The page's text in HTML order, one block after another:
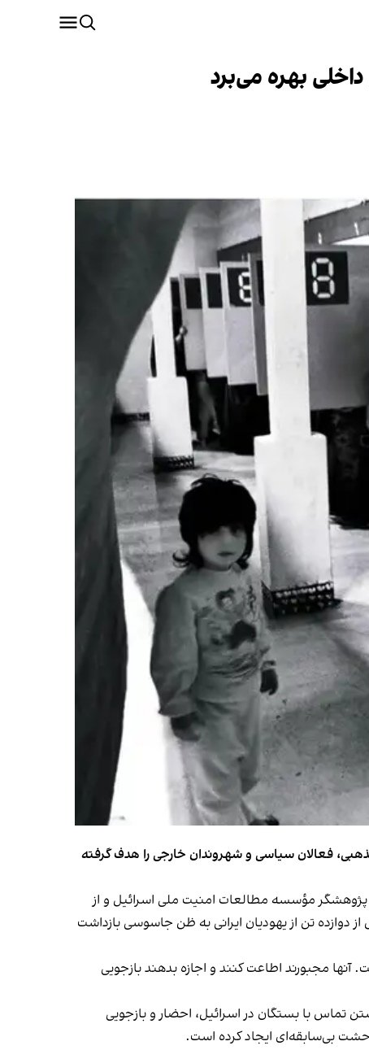
بهره می‌برد
اقلیت‌های قومی و مذهبی، فعالان سیاسی و شهروندان خارجی را هدف گرفته
پژوهشگر مؤسسه مطالعات امنیت ملی اسرائیل و از
دوازده تن از یهودیان ایرانی به ظن جاسوسی بازداشت
مجبورند اطاعت کنند و اجازه بدهند بازجویی
را در تهران و شیراز به دلیل داشتن تماس با بستگان در اسرائیل، احضار و بازجویی
بی‌سابقه‌ای ایجاد کرده است.